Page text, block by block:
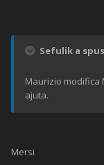
Sefulik a
Maurizio modifica
ajuta.
Mersi